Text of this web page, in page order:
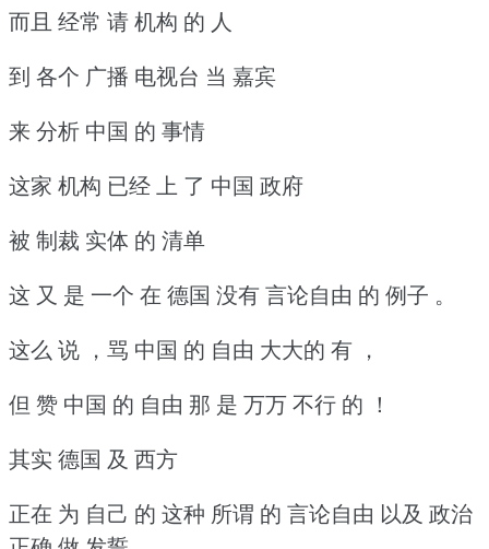
而且 经常 请 机构 的 人
到 各个 广播 电视台 当 嘉宾
来 分析 中国 的 事情
这家 机构 已经 上 了 中国 政府
被 制裁 实体 的 清单
这 又 是 一个 在 德国 没有 言论自由 的 例子 。
这么 说 ，骂 中国 的 自由 大大的 有 ，
但 赞 中国 的 自由 那 是 万万 不行 的 ！
其实 德国 及 西方
正在 为 自己 的 这种 所谓 的 言论自由 以及 政治